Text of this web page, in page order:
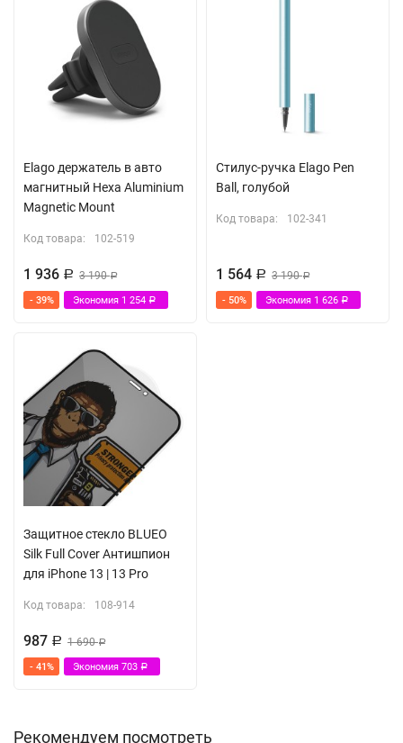
Материал: пластик
Elago держатель в авто
магнитный Hexa Aluminium
Magnetic Mount
Код товара: 102-519
1 936 Р 3 190Р
- 39% Экономия 1 254 Р
Стилус-ручка Elago Pen
Ball, голубой
Код товара: 102-341
1 564 Р 3 190Р
- 50% Экономия 1 626 Р
Защитное стекло BLUEO
Silk Full Cover Антишпион
для iPhone 13 | 13 Pro
Код товара: 108-914
987 Р 1 690Р
- 41% Экономия 703 Р
Рекомендуем посмотреть